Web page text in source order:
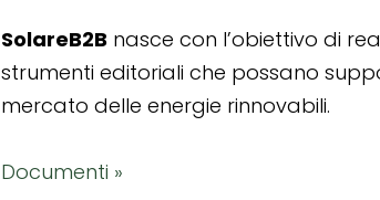
SolareB2B nasce con l’obiettivo di
strumenti editoriali che possano
mercato delle energie rinnovabili.
Documenti »